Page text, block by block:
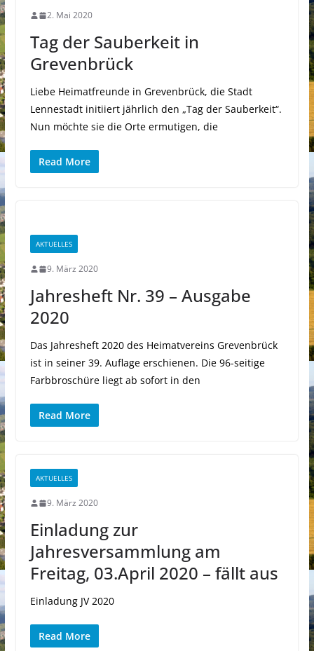
2. Mai 2020
Tag der Sauberkeit in
Grevenbrück
Liebe Heimatfreunde in Grevenbrück, die Stadt
Lennestadt initiiert jährlich den „Tag der Sauberkeit“.
Nun möchte sie die Orte ermutigen, die
Read More
AKTUELLES
9. März 2020
Jahresheft Nr. 39 – Ausgabe
2020
Das Jahresheft 2020 des Heimatvereins Grevenbrück
ist in seiner 39. Auflage erschienen. Die 96-seitige
Farbbroschüre liegt ab sofort in den
Read More
AKTUELLES
9. März 2020
Einladung zur
Jahresversammlung am
Freitag, 03.April 2020 – fällt aus
Einladung JV 2020
Read More